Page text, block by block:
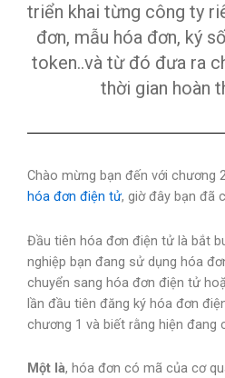
triển khai từng công ty
đơn, mẫu hóa đơn, ký
token..và từ đó đưa ra
thời gian hoàn
Chào mừng bạn đến với chương
hóa đơn điện tử, giờ đây bạn đã
Đầu tiên hóa đơn điện tử là bắt
nghiệp bạn đang sử dụng hóa
chuyển sang hóa đơn điện tử
lần đầu tiên đăng ký hóa đơn
chương 1 và biết rằng hiện đang
Một là, hóa đơn có mã của cơ